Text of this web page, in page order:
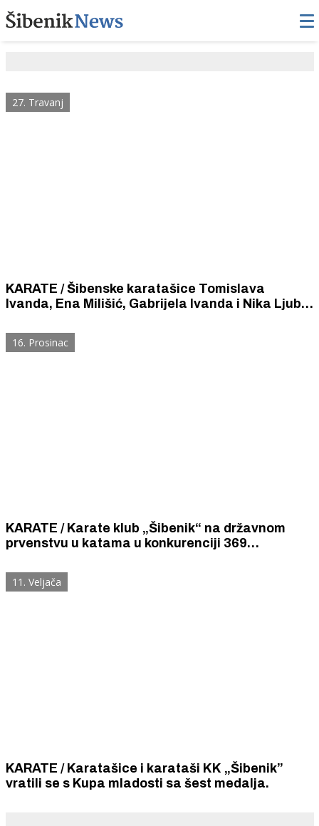
27. Travanj
KARATE / Šibenske karatašice Tomislava
Ivanda, Ena Milišić, Gabrijela Ivanda i Nika Ljubić
ekipno zlato na Split Karate Kupu
16. Prosinac
KARATE / Karate klub „Šibenik“ na državnom
prvenstvu u katama u konkurenciji 369
medalje
11. Veljača
KARATE / Karatašice i karataši KK „Šibenik”
vratili se s Kupa mladosti sa šest medalja.